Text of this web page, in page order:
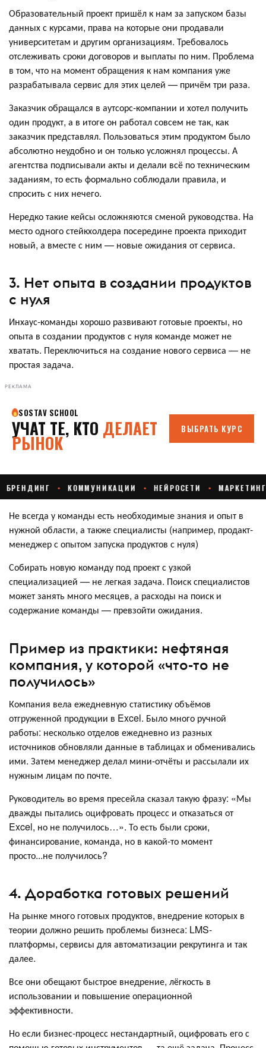
Образовательный проект пришёл к нам за запуском базы
данных с курсами, права на которые они продавали
университетам и другим организациям. Требовалось
отслеживать сроки договоров и выплаты по ним. Проблема
в том, что на момент обращения к нам компания уже
разрабатывала сервис для этих целей — причём три раза.
Заказчик обращался в аутсорс-компании и хотел получить
один продукт, а в итоге он работал совсем не так, как
заказчик представлял. Пользоваться этим продуктом было
абсолютно неудобно и он только усложнял процессы. А
агентства подписывали акты и делали всё по техническим
заданиям, то есть формально соблюдали правила, и
спросить с них нечего.
Нередко такие кейсы осложняются сменой руководства. На
место одного стейкхолдера посередине проекта приходит
новый, а вместе с ним — новые ожидания от сервиса.
3. Нет опыта в создании продуктов
с нуля
Инхаус-команды хорошо развивают готовые проекты, но
опыта в создании продуктов с нуля команде может не
хватать. Переключиться на создание нового сервиса — не
простая задача.
РЕКЛАМА
Не всегда у команды есть необходимые знания и опыт в
нужной области, а также специалисты (например, продакт-
менеджер с опытом запуска продуктов с нуля)
Собирать новую команду под проект с узкой
специализацией — не легкая задача. Поиск специалистов
может занять много месяцев, а расходы на поиск и
содержание команды — превзойти ожидания.
Пример из практики: нефтяная
компания, у которой «что-то не
получилось»
Компания вела ежедневную статистику объёмов
отгруженной продукции в Excel. Было много ручной
работы: несколько отделов ежедневно из разных
источников обновляли данные в таблицах и обменивались
ими. Затем менеджер делал мини-отчёты и рассылали их
нужным лицам по почте.
Руководитель во время пресейла сказал такую фразу: «Мы
дважды пытались оцифровать процесс и отказаться от
Excel, но не получилось…». То есть были сроки,
финансирование, команда, но в какой-то момент
просто...не получилось?
4. Доработка готовых решений
На рынке много готовых продуктов, внедрение которых в
теории должно решить проблемы бизнеса: LMS-
платформы, сервисы для автоматизации рекрутинга и так
далее.
Все они обещают быстрое внедрение, лёгкость в
использовании и повышение операционной
эффективности.
Но если бизнес-процесс нестандартный, оцифровать его с